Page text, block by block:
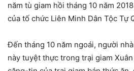
năm tù giam hồi tháng 10 năm
của tố chức Liên Minh Dân Tộc Tự
Đến tháng 10 năm ngoái, người
này tuyệt thực trong trại giam